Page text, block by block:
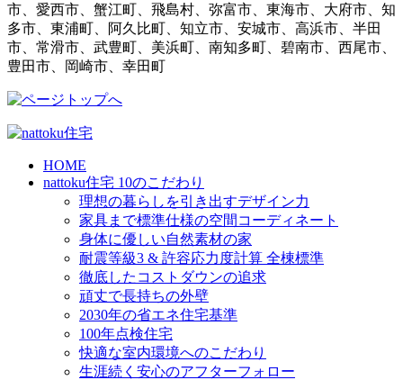
市、愛西市、蟹江町、飛島村、弥富市、東海市、大府市、知
多市、東浦町、阿久比町、知立市、安城市、高浜市、半田
市、常滑市、武豊町、美浜町、南知多町、碧南市、西尾市、
豊田市、岡崎市、幸田町
HOME
nattoku住宅 10のこだわり
理想の暮らしを引き出すデザイン力
家具まで標準仕様の空間コーディネート
身体に優しい自然素材の家
耐震等級3 & 許容応力度計算 全棟標準
徹底したコストダウンの追求
頑丈で長持ちの外壁
2030年の省エネ住宅基準
100年点検住宅
快適な室内環境へのこだわり
生涯続く安心のアフターフォロー